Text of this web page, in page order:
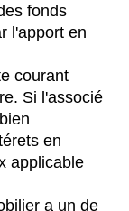
fonds
l'apport en
courant
Si l'associé
en
applicable
a un de